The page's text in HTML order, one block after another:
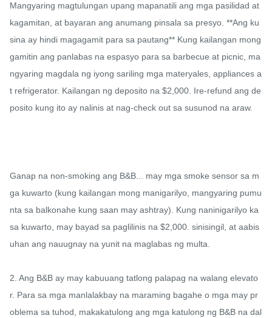
Mangyaring magtulungan upang mapanatili ang mga pasilidad at
kagamitan, at bayaran ang anumang pinsala sa presyo. **Ang ku
sina ay hindi magagamit para sa pautang** Kung kailangan mong
gamitin ang panlabas na espasyo para sa barbecue at picnic, ma
ngyaring magdala ng iyong sariling mga materyales, appliances a
t refrigerator. Kailangan ng deposito na $2,000. Ire-refund ang de
posito kung ito ay nalinis at nag-check out sa susunod na araw.
Ganap na non-smoking ang B&B... may mga smoke sensor sa m
ga kuwarto (kung kailangan mong manigarilyo, mangyaring pumu
nta sa balkonahe kung saan may ashtray). Kung naninigarilyo ka
sa kuwarto, may bayad sa paglilinis na $2,000. sinisingil, at aabis
uhan ang nauugnay na yunit na maglabas ng multa.
2. Ang B&B ay may kabuuang tatlong palapag na walang elevato
r. Para sa mga manlalakbay na maraming bagahe o mga may pr
oblema sa tuhod, makakatulong ang mga katulong ng B&B na dal